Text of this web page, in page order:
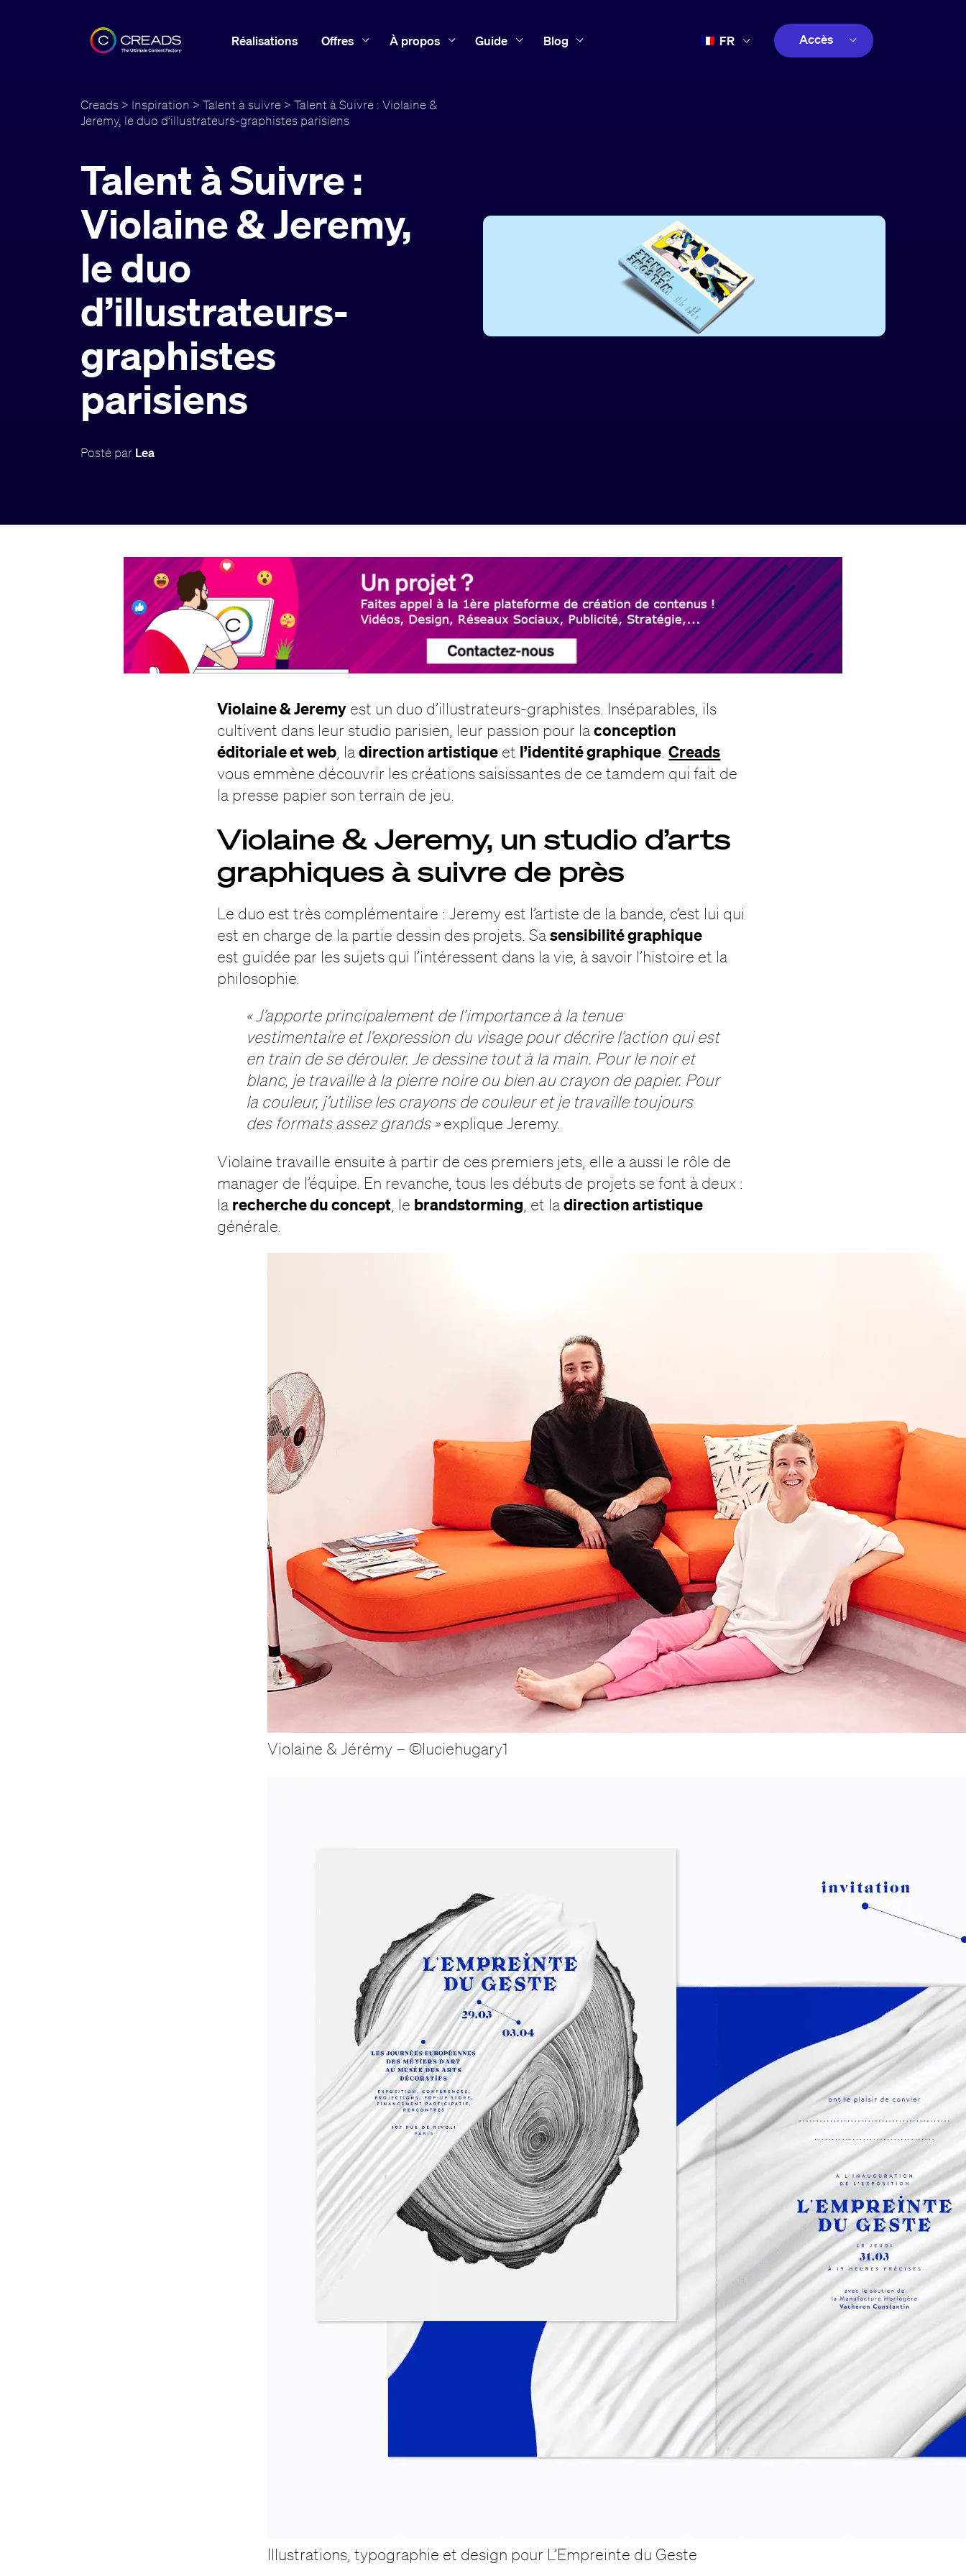
Réalisations Offres À propos Guide Blog FR Accès
Creads > Inspiration >Talent à suivre > Talent à Suivre : Violaine &
Jeremy, le duo d’illustrateurs-graphistes parisiens
Talent à Suivre :
Violaine & Jeremy,
le duo
d’illustrateurs-
graphistes
parisiens
Posté par Lea
Violaine & Jeremy est un duo d’illustrateurs-graphistes. Inséparables, ils
cultivent dans leur studio parisien, leur passion pour laconception
éditoriale et web , ladirection artistique et l’identité graphique .Creads
vous emmène découvrir les créations saisissantes de ce tamdem qui fait de
la presse papier son terrain de jeu.
Violaine & Jeremy, un studio d’arts
graphiques à suivre de près
Le duo est très complémentaire : Jeremy est l’artiste de la bande, c’est lui qui
est en charge de la partie dessin des projets. Sasensibilité graphique
est guidée par les sujets qui l’intéressent dans la vie, à savoir l’histoire et la
philosophie.
« J’apporte principalement de l’importance à la tenue
vestimentaire et l’expression du visage pour décrire l’action qui est
en train de se dérouler. Je dessine tout à la main. Pour le noir et
blanc, je travaille à la pierre noire ou bien au crayon de papier. Pour
la couleur, j’utilise les crayons de couleur et je travaille toujours
des formats assez grands »explique Jeremy.
Violaine travaille ensuite à partir de ces premiers jets, elle a aussi le rôle de
manager de l’équipe. En revanche, tous les débuts de projets se font à deux :
la recherche du concept , le brandstorming , et ladirection artistique
générale.
Violaine & Jérémy – ©luciehugary1
Illustrations, typographie et design pour L’Empreinte du Geste